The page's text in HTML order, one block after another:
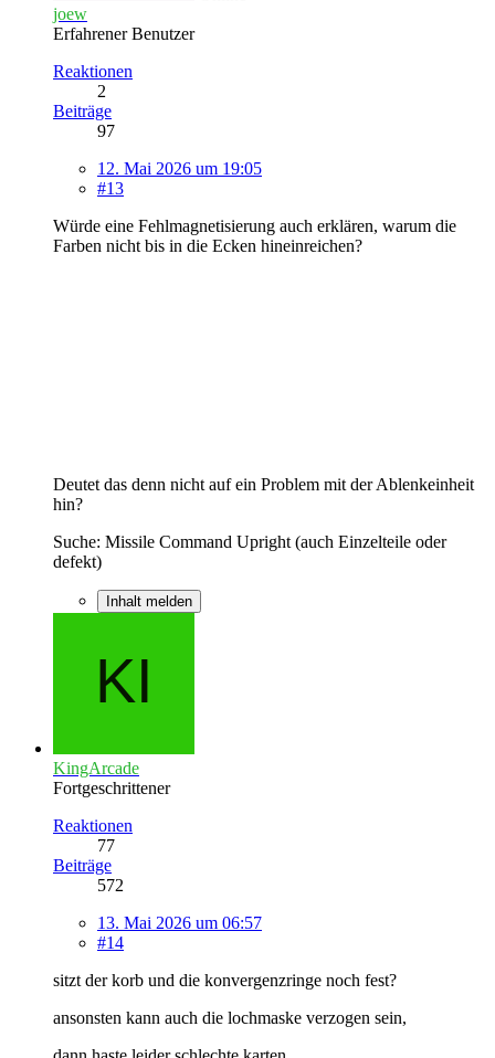
joew
Erfahrener Benutzer
Reaktionen
2
Beiträge
97
12. Mai 2026 um 19:05
#13
Würde eine Fehlmagnetisierung auch erklären, warum die
Farben nicht bis in die Ecken hineinreichen?
Deutet das denn nicht auf ein Problem mit der Ablenkeinheit
hin?
Suche: Missile Command Upright (auch Einzelteile oder
defekt)
Inhalt melden
KingArcade
Fortgeschrittener
Reaktionen
77
Beiträge
572
13. Mai 2026 um 06:57
#14
sitzt der korb und die konvergenzringe noch fest?
ansonsten kann auch die lochmaske verzogen sein,